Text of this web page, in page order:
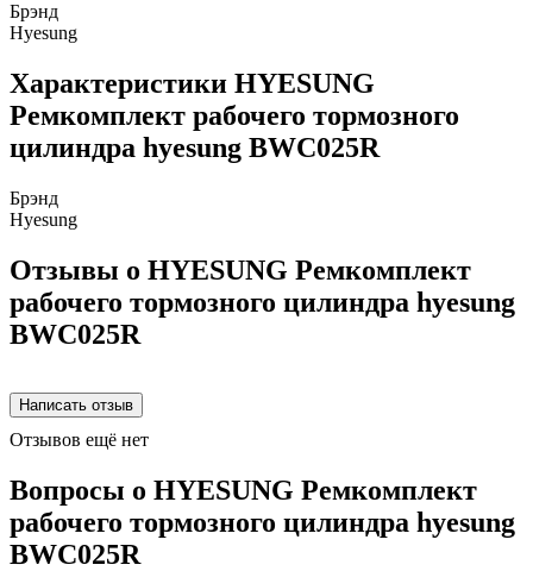
Брэнд
Hyesung
Характеристики HYESUNG
Ремкомплект рабочего тормозного
цилиндра hyesung BWC025R
Брэнд
Hyesung
Отзывы о HYESUNG Ремкомплект
рабочего тормозного цилиндра hyesung
BWC025R
Отзывов ещё нет
Вопросы о HYESUNG Ремкомплект
рабочего тормозного цилиндра hyesung
BWC025R